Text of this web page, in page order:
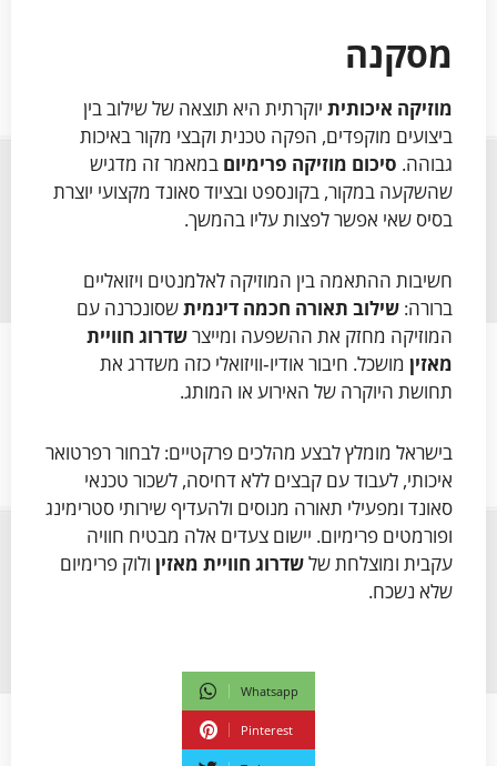
מסקנה
מוזיקה איכותית יוקרתית היא תוצאה של שילוב בין
ביצועים מוקפדים, הפקה טכנית וקבצי מקור באיכות
גבוהה. סיכום מוזיקה פרימיום במאמר זה מדגיש
שהשקעה במקור, בקונספט ובציוד סאונד מקצועי יוצרת
בסיס שאי אפשר לפצות עליו בהמשך.
חשיבות ההתאמה בין המוזיקה לאלמנטים ויזואליים
ברורה: שילוב תאורה חכמה דינמיתשסונכרנה עם
המוזיקה מחזק את ההשפעה ומייצרשדרוג חוויית
מאזין מושכל. חיבור אודיו‑וויזואלי כזה משדרג את
תחושת היוקרה של האירוע או המותג.
בישראל מומלץ לבצע מהלכים פרקטיים: לבחור רפרטואר
איכותי, לעבוד עם קבצים ללא דחיסה, לשכור טכנאי
סאונד ומפעילי תאורה מנוסים ולהעדיף שירותי סטרימינג
ופורמטים פרימיום. יישום צעדים אלה מבטיח חוויה
עקבית ומוצלחת שלשדרוג חוויית מאזין ולוק פרימיום
שלא נשכח.
Whatsapp
Pinterest